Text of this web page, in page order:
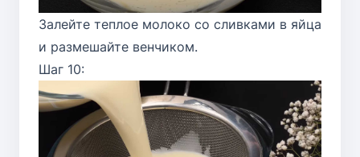
Залейте теплое молоко со сливками в яйца
и размешайте венчиком.
Шаг 10: